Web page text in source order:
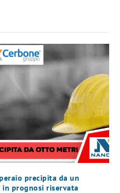
precipita da un
prognosi riservata